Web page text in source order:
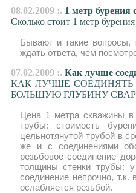
08.02.2009 :. 1 метр
Сколько стоит 1 метр
Бывают и такие вопросы,
ждать ответа, чем
07.02.2009 :. Как лучше
КАК ЛУЧШЕ СОЕДИНЯТЬ
БОЛЬШУЮ ГЛУБИНУ
Цена 1 метра скважины
трубы: стоимость
цельнотянутой трубой в
же и с соединениями
резьбовое соединение
толщины стенки трубы: у
соединение непрочно, т.к.
ослабляется резьбой.